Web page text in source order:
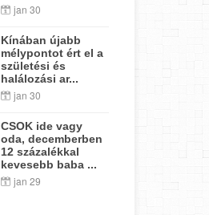
jan 30
Kínában újabb
mélypontot ért el a
születési és
halálozási ar...
jan 30
CSOK ide vagy
oda, decemberben
12 százalékkal
kevesebb baba ...
jan 29